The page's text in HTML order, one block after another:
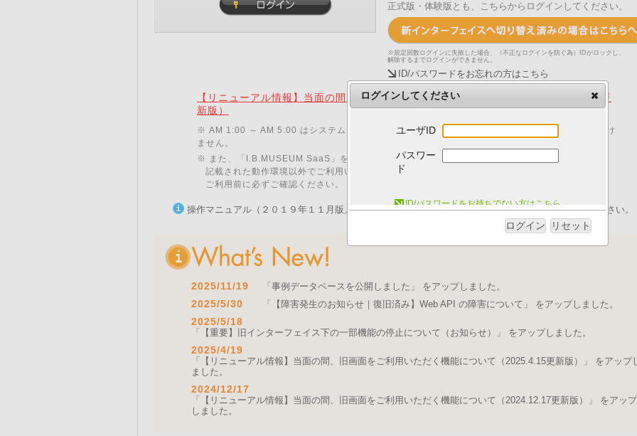
正式版・体験版とも、こちらからログインしてください。
※規定回数ログインに失敗した場合、（不正なログインを防ぐ為）IDがロックし、
解除するまでログインができません。
ID/パスワードをお忘れの方はこちら
【リニューアル情報】当面の間、旧画面をご利用いただく機能について（2025.4.15更
新版）
※ AM 1:00 ～ AM 5:00 はシステムメンテナンスのため、「I.B.MUSEUM SaaS」をご利用いただけ
ません。
※ また、「I.B.MUSEUM SaaS」をご利用いただくためには、以下の動作環境が必要です。
記載された動作環境以外でご利用いただいた場合、動作に不具合が発生する可能性がございます。
ご利用前に必ずご確認ください。
操作マニュアル（２０１９年１１月版／pdfファイル）を発行いたしました。ログイン後にご取得ください。
2025/11/19 「事例データベースを公開しました」 をアップしました。
2025/5/30 「【障害発生のお知らせ｜復旧済み】Web API の障害について」 をアップしました。
2025/5/18
「【重要】旧インターフェイス下の一部機能の停止について（お知らせ）」 をアップしました。
2025/4/19
「【リニューアル情報】当面の間、旧画面をご利用いただく機能について（2025.4.15更新版）」 をアップ
ました。
2024/12/17
「【リニューアル情報】当面の間、旧画面をご利用いただく機能について（2024.12.17更新版）」 をアップ
しました。
ログインしてください
ユーザID
パスワー
ド
ID/パスワードをお持ちでない方はこちら
ログイン リセット